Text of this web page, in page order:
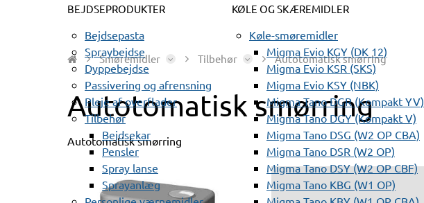
BEJDSEPRODUKTER
Bejdsepasta
Spraybejdse
Dyppebejdse
Passivering og afrensning
Pleje af overflader
Tilbehør
Bejdsekar
Pensler
Spray lanse
Sprayanlæg
KØLE OG SKÆREMIDLER
Køle-smøremidler
Migma Evio KGY (DK 12)
Migma Evio KSR (SKS)
Migma Evio KSY (NBK)
Migma Tano DGR (Kompakt YV)
Migma Tano DGY (Kompakt V)
Migma Tano DSG (W2 OP CBA)
Migma Tano DSR (W2 OP)
Migma Tano DSY (W2 OP CBF)
Migma Tano KBG (W1 OP)
Smøremidler Tilbehør Autotomatisk smørring
Autotomatisk smørring
Autotomatisk smørring